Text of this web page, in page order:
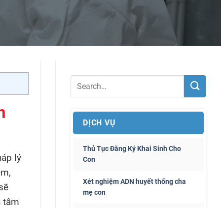
lý
tâm
DỊCH VỤ
Thủ Tục Đăng Ký Khai Sinh Cho
Con
Xét nghiệm ADN huyết thống cha
mẹ con